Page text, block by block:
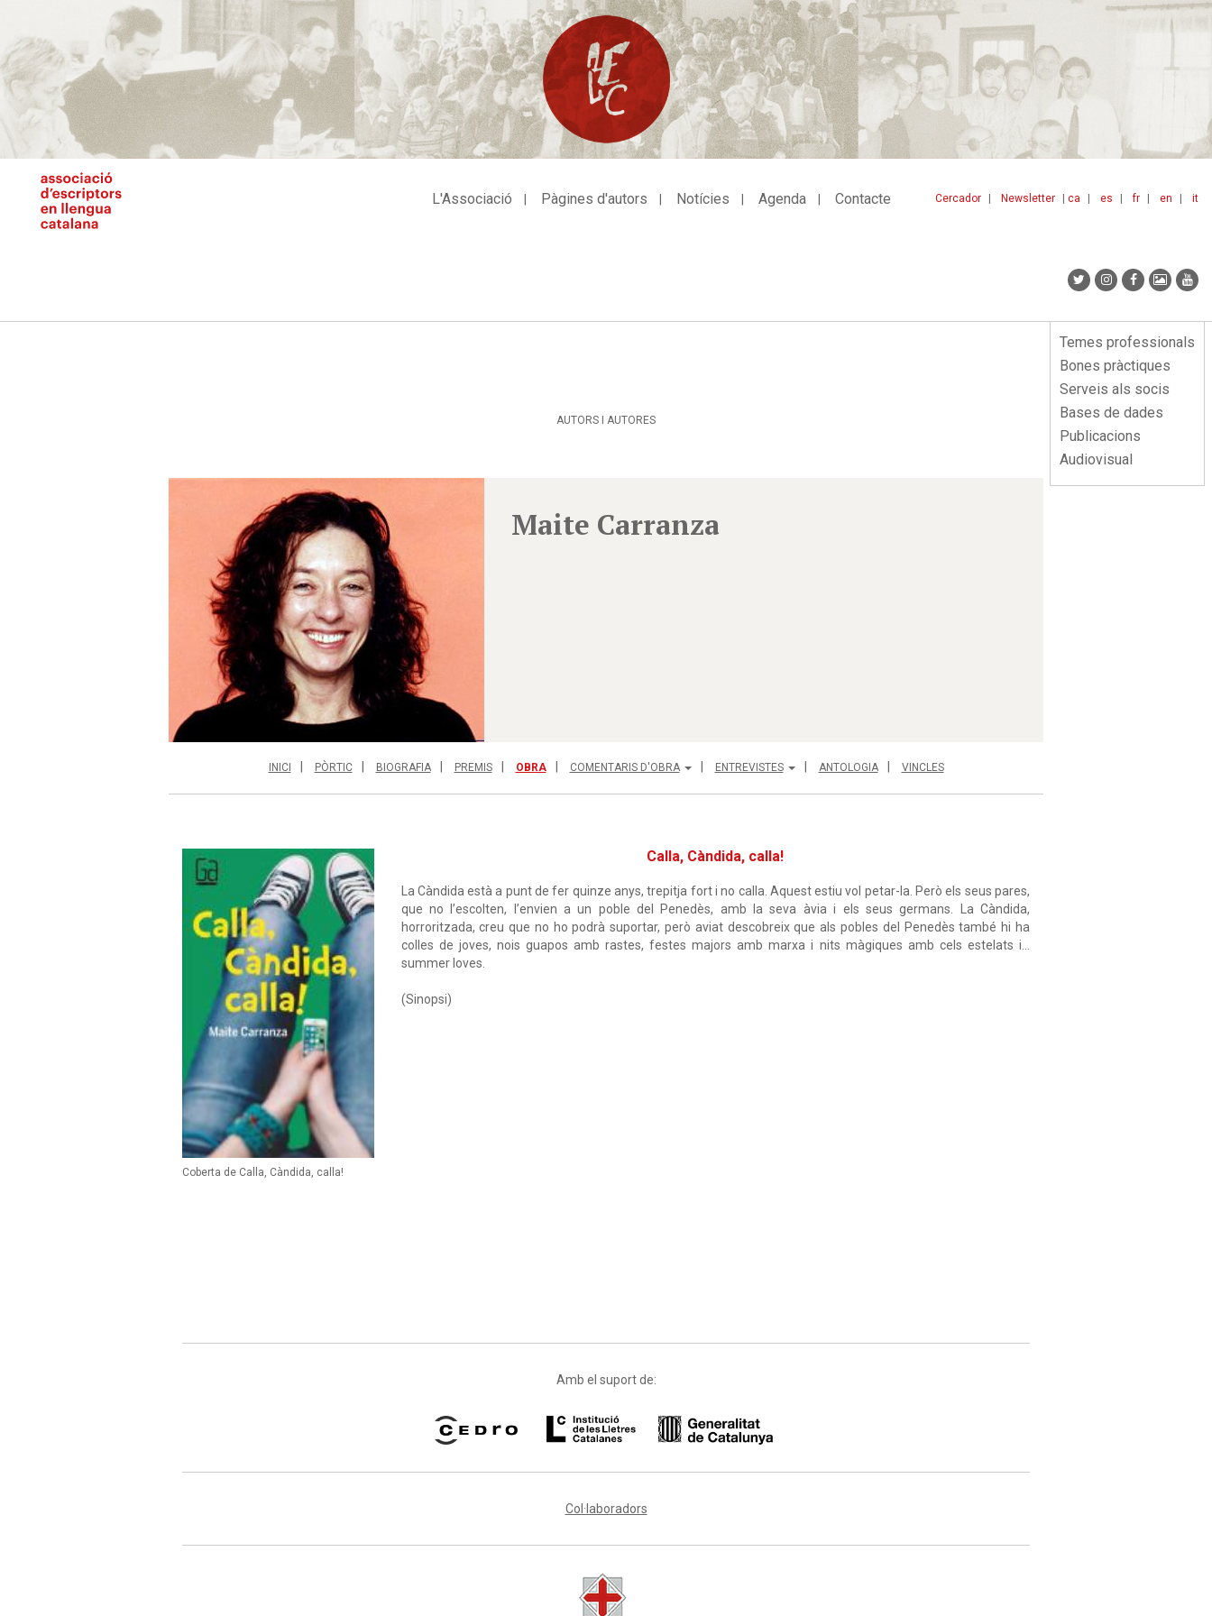
contingut
ca es fr en it
Cercador Newsletter
L'Associació Pàgines d'autors Notícies Agenda Contacte
Menu
lateral
Temes professionals
Bones pràctiques
Serveis als socis
Bases de dades
Publicacions
Audiovisual
AUTORS I AUTORES
Maite Carranza
INICI PÒRTIC BIOGRAFIA PREMIS OBRA COMENTARIS D'OBRA ENTREVISTES ANTOLOGIA VINCLES
Coberta de Calla, Càndida, calla!
Calla, Càndida, calla!
La Càndida està a punt de fer quinze anys, trepitja fort i no calla. Aquest estiu vol petar-la. Però els seus pares,
que no l’escolten, l’envien a un poble del Penedès, amb la seva àvia i els seus germans. La Càndida,
horroritzada, creu que no ho podrà suportar, però aviat descobreix que als pobles del Penedès també hi ha
colles de joves, nois guapos amb rastes, festes majors amb marxa i nits màgiques amb cels estelats i...
summer loves.
(Sinopsi)
Amb el suport de:
Col·laboradors